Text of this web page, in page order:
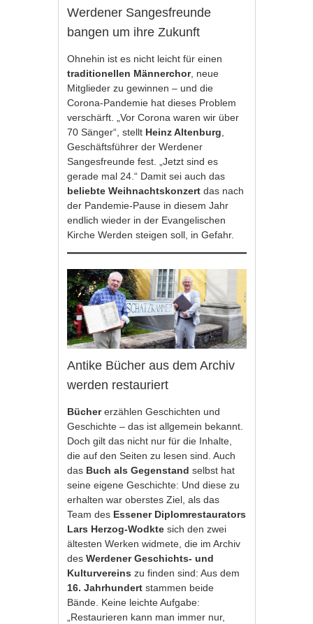
Werdener Sangesfreunde
bangen um ihre Zukunft
Ohnehin ist es nicht leicht für einen
traditionellen Männerchor, neue
Mitglieder zu gewinnen – und die
Corona-Pandemie hat dieses Problem
verschärft. „Vor Corona waren wir über
70 Sänger“, stellt Heinz Altenburg
Geschäftsführer der Werdener
Sangesfreunde fest. „Jetzt sind es
gerade mal 24.“ Damit sei auch das
beliebte Weihnachtskonzertdas nach
der Pandemie-Pause in diesem Jahr
endlich wieder in der Evangelischen
Kirche Werden steigen soll, in Gefahr.
Antike Bücher aus dem Archiv
werden restauriert
Büchererzählen Geschichten und
Geschichte – das ist allgemein bekannt.
Doch gilt das nicht nur für die Inhalte,
die auf den Seiten zu lesen sind. Auch
das Buch als Gegenstand selbst hat
seine eigene Geschichte: Und diese zu
erhalten war oberstes Ziel, als das
Team des Essener Diplomrestaurators
Lars Herzog-Wodkte sich den zwei
ältesten Werken widmete, die im Archiv
desWerdener Geschichts- und
Kulturvereins zu finden sind: Aus dem
16. Jahrhundert stammen beide
Bände. Keine leichte Aufgabe:
„Restaurieren kann man immer nur,